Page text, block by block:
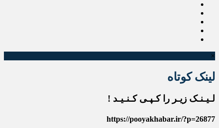
×
لینک کوتاه
لـیـنـک زیـر را کـپـی کـنـیـد !
https://pooyakhabar.ir/?p=26877